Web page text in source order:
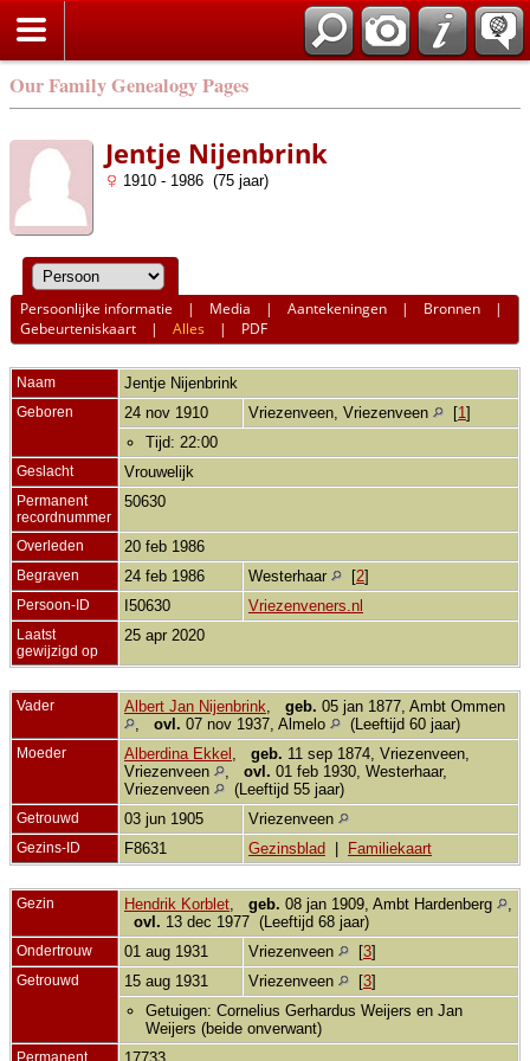
Our Family Genealogy Pages
Jentje Nijenbrink
1910 - 1986 (75 jaar)
Persoonlijke informatie | Media |Aantekeningen | Bronnen |
Gebeurteniskaart |Alles | PDF
Naam Jentje Nijenbrink
Geboren 24 nov 1910 Vriezenveen, Vriezenveen [1 ]
Tijd: 22:00
Geslacht Vrouwelijk
Permanent
recordnummer
50630
Overleden 20 feb 1986
Begraven 24 feb 1986 Westerhaar [2]
Persoon-ID I50630 Vriezenveners.nl
Laatst
gewijzigd op
25 apr 2020
Vader Albert Jan Nijenbrink geb. 05 jan 1877, Ambt Ommen
ovl. 07 nov 1937, Almelo (Leeftijd 60 jaar)
Moeder Alberdina Ekkel geb. 11 sep 1874, Vriezenveen,
Vriezenveen
ovl. 01 feb 1930, Westerhaar,
Vriezenveen
(Leeftijd 55 jaar)
Getrouwd 03 jun 1905 Vriezenveen
Gezins-ID F8631 Gezinsblad Familiekaart
Gezin Hendrik Korblet geb. 08 jan 1909, Ambt Hardenberg
ovl. 13 dec 1977 (Leeftijd 68 jaar)
Ondertrouw 01 aug 1931 Vriezenveen [3]
Getrouwd 15 aug 1931 Vriezenveen [3]
Getuigen: Cornelius Gerhardus Weijers en Jan
Weijers (beide onverwant)
Permanent